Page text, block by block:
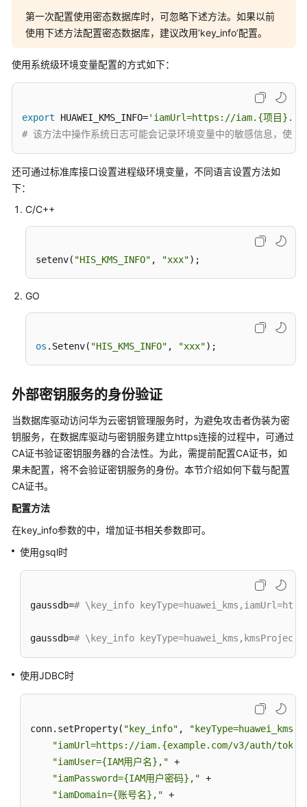
计
费
明
入
门
用
南
指
南
南
参
考
最
佳
实
践
能
白
API
考
SDK
第一次配置使用密态数据库时，可忽略下述方法。如果以前
使用下述方法配置密态数据库，建议改用’key_info’配置。
使用系统级环境变量配置的方式如下：
export HUAWEI_KMS_INFO='iamUrl=https://iam.{项目
# 该方法中操作系统日志可能会记录环境变量中的敏感信息，使用
还可通过标准库接口设置进程级环境变量，不同语言设置方法如
下：
C/C++
setenv( "HIS_KMS_INFO" , "xxx");
GO
os .Setenv( "HIS_KMS_INFO" , "xxx");
外部密钥服务的身份验证
当数据库驱动访问华为云密钥管理服务时，为避免攻击者伪装为密
钥服务，在数据库驱动与密钥服务建立https连接的过程中，可通过
CA证书验证密钥服务器的合法性。为此，需提前配置CA证书，如
果未配置，将不会验证密钥服务的身份。本节介绍如何下载与配置
CA证书。
配置方法
在key_info参数的中，增加证书相关参数即可。
使用gsql时
gaussdb=# \key_info
gaussdb=# \key_info
使用JDBC时
conn.setProperty( "key_info" , "keyType=huawei_kms,"
"iamUrl=https://iam.{example.com/v3/auth/
"iamUser={IAM用户名}," +
"iamPassword={IAM用户密码}," +
"iamDomain={账号名}," +